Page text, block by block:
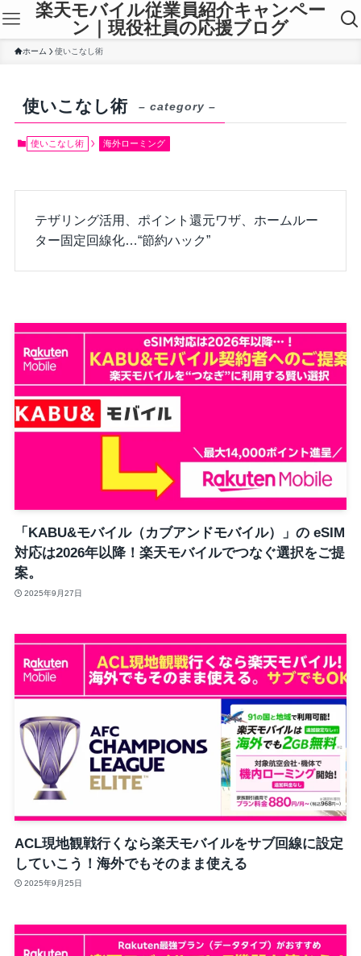
楽天モバイル従業員紹介キャンペー
ン｜現役社員の応援ブログ
ホーム 使いこなし術
使いこなし術 – category –
使いこなし術 海外ローミング
テザリング活用、ポイント還元ワザ、ホームルー
ター固定回線化…“節約ハック”
「KABU&モバイル（カブアンドモバイル）」の eSIM
対応は2026年以降！楽天モバイルでつなぐ選択をご提
案。
2025年9月27日
ACL現地観戦行くなら楽天モバイルをサブ回線に設定
していこう！海外でもそのまま使える
2025年9月25日